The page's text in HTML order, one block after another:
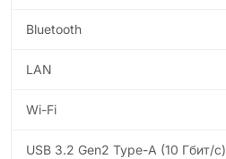
Bluetooth
LAN
Wi-Fi
USB 3.2 Gen2 Type-A (10 Гбит/с)